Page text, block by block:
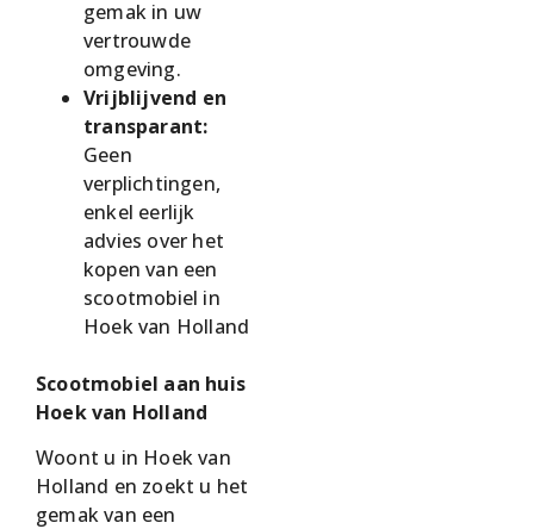
gemak in uw
vertrouwde
omgeving.
Vrijblijvend en
transparant:
Geen
verplichtingen,
enkel eerlijk
advies over het
kopen van een
scootmobiel in
Hoek van Holland
Scootmobiel aan huis
Hoek van Holland
Woont u in Hoek van
Holland en zoekt u het
gemak van een